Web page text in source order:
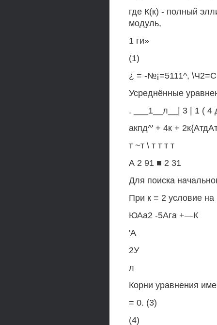
где К(к) - полный
модуль,
1 ги»
(1)
¿ = -№¡=5111^,
Усреднённые
. ___1__л__| 3 | 1 ( 4
акпд^' + 4к +
т ~т \ т т т т
А 2 91 ■ 2 31
Для поиска
При к = 2 условие
ЮАа2 -5Ага +—К
'А
2У
л
Корни уравнения
= 0. (3)
(4)